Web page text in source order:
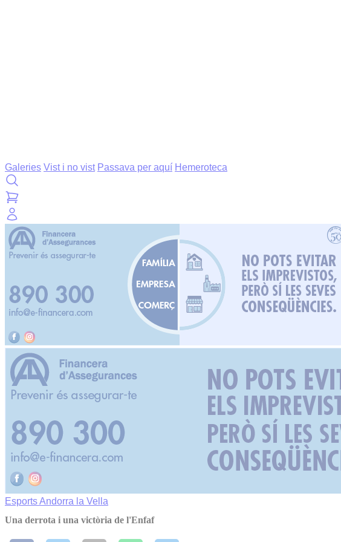
Galeries Vist i no vist Passava per aquí Hemeroteca
EsportsAndorra la Vella
Una derrota i una victòria de l'Enfaf